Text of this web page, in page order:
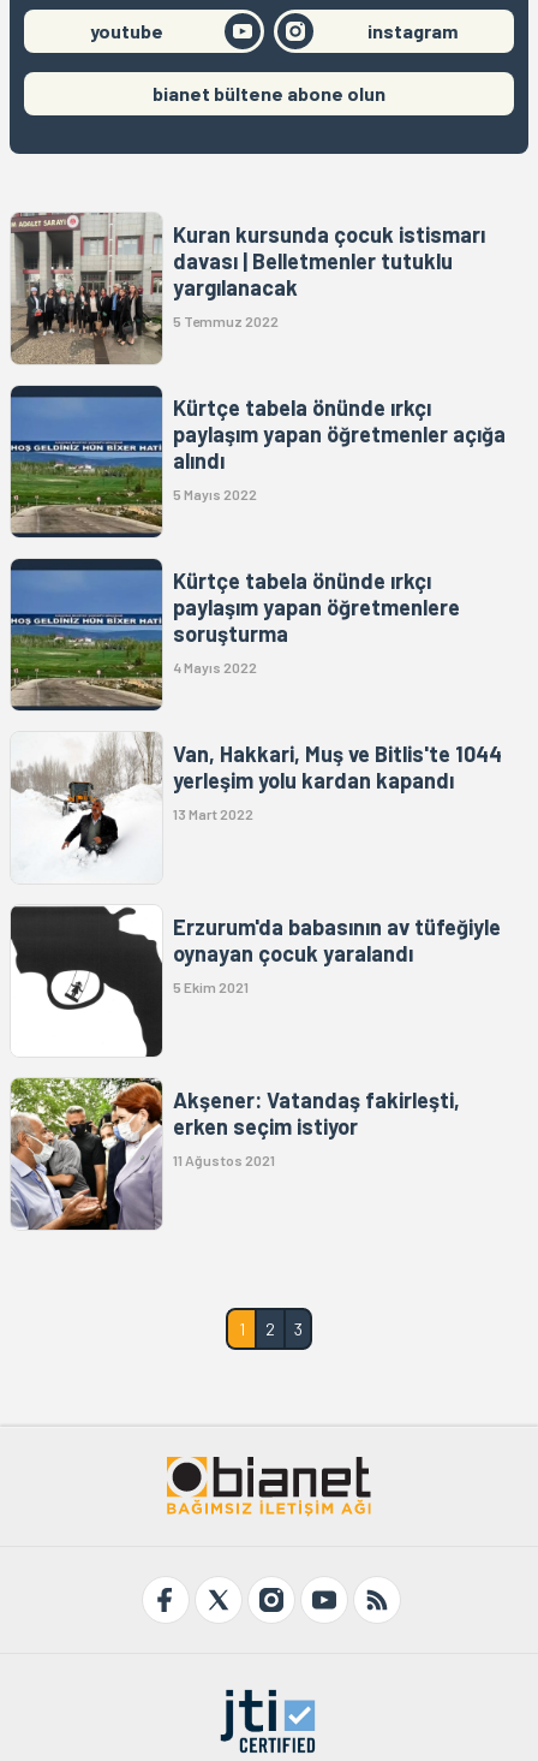
youtube instagram
bianet bültene abone olun
Kuran kursunda çocuk istismarı
davası | Belletmenler tutuklu
yargılanacak
5 Temmuz 2022
Kürtçe tabela önünde ırkçı
paylaşım yapan öğretmenler açığa
alındı
5 Mayıs 2022
Kürtçe tabela önünde ırkçı
paylaşım yapan öğretmenlere
soruşturma
4 Mayıs 2022
Van, Hakkari, Muş ve Bitlis'te 1044
yerleşim yolu kardan kapandı
13 Mart 2022
Erzurum'da babasının av tüfeğiyle
oynayan çocuk yaralandı
5 Ekim 2021
Akşener: Vatandaş fakirleşti,
erken seçim istiyor
11 Ağustos 2021
1 2 3